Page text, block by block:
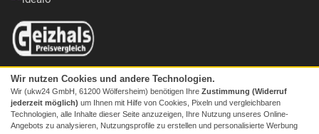
Wir nutzen Cookies und andere Technologien.
Wir (ukw24 GmbH, 61200 Wölfersheim) benötigen Ihre Zustimmung (Widerruf
jederzeit möglich) um Ihnen mit Hilfe von Cookies, Pixeln und vergleichbaren
Technologien, alle Inhalte dieser Seite anzuzeigen, Ihre Nutzung unseres Online-
Angebots zu analysieren, Nutzungsprofile zu erstellen und personalisierte Werbung